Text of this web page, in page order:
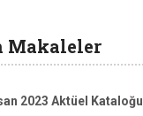
Makaleler
2023 Aktüel Kataloğu